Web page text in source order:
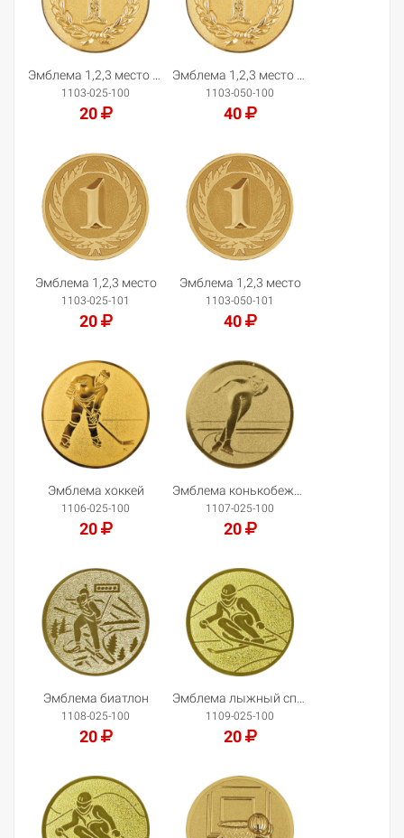
1103-025-100
20
Добавить в корзину
1103-050-100
40
Добавить в корзину
Эмблема 1,2,3 место
1103-025-101
20
Добавить в корзину
Эмблема 1,2,3 место
1103-050-101
40
Добавить в корзину
Эмблема хоккей
1106-025-100
20
Добавить в корзину
1107-025-100
20
Добавить в корзину
Эмблема биатлон
1108-025-100
20
Добавить в корзину
1109-025-100
20
Добавить в корзину